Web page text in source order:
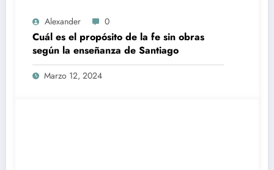
Alexander 0
Cuál es el propósito de la fe sin obras
según la enseñanza de Santiago
Marzo 12, 2024